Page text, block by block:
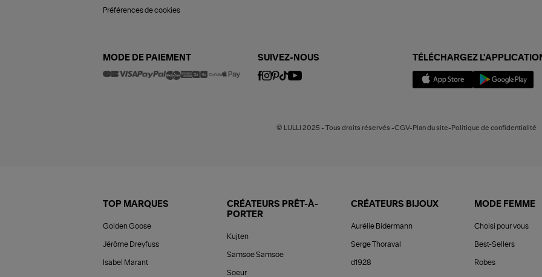
Préférences de cookies
MODE DE PAIEMENT SUIVEZ-NOUS TÉLÉCHARGEZ
© LULLI 2025 - Tous droits réservés -CGV-Plan du site-Politique de confidentialité
TOP MARQUES
Golden Goose
Jérôme Dreyfuss
Isabel Marant
CRÉATEURS PRÊT-À-
PORTER
Kujten
Samsoe Samsoe
Soeur
CRÉATEURS BIJOUX
Aurélie Bidermann
Serge Thoraval
d1928
MODE FEMME
Choisi pour vous
Best-Sellers
Robes